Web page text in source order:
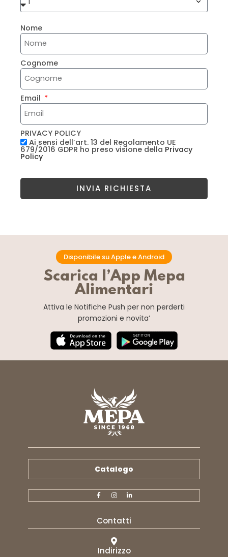
Nome
Cognome
Email
PRIVACY POLICY
Ai sensi dell’art. 13 del Regolamento UE
679/2016 GDPR ho preso visione della Privacy
Policy
INVIA RICHIESTA
Disponibile su Apple e Android
Scarica l’App Mepa
Alimentari
Attiva le Notifiche Push per non perderti
promozioni e novita’
Catalogo
Contatti
Indirizzo